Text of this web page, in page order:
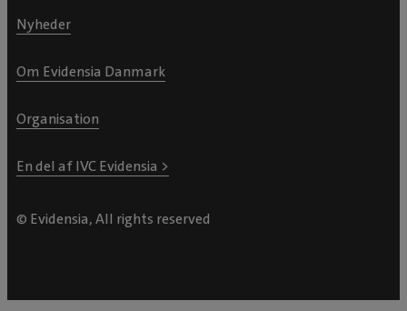
Nyheder
Om Evidensia Danmark
Organisation
En del af IVC Evidensia >
© Evidensia, All rights reserved